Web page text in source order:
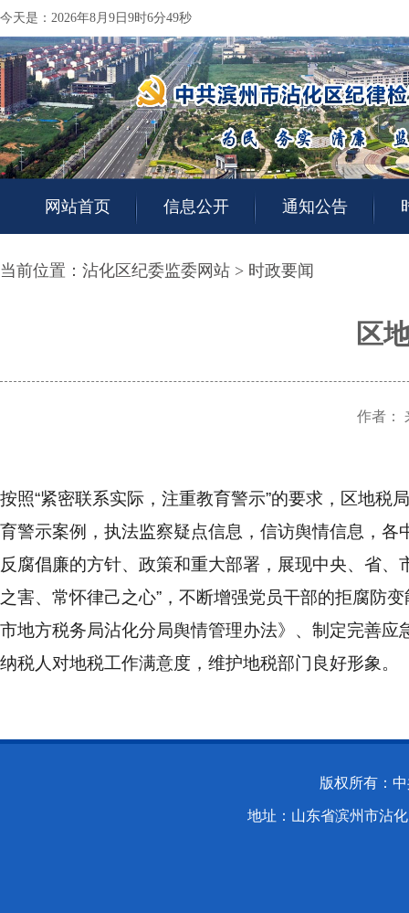
今天是：2026年8月9日9时6分49秒
网站首页 信息公开 通知公告
当前位置： 沾化区纪委监委网站 > 时政要闻
区
作者：
按照“紧密联系实际，注重教育警示”的要求， 区地税
育警示案例，执法监察疑点信息，信访舆情信息，
反腐倡廉的方针、政策和重大部署，展现中央、省
之害、常怀律己之心” ，不断增强党员干部的拒腐防
市地方税务局沾化分局舆情管理办法》、制定完善
纳税人对地税工作满意度，维护地税部门良好形象。
版权所有：
地址：山东省滨州市沾